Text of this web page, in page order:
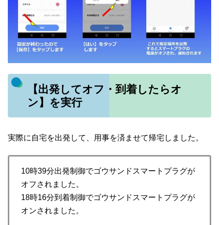
【出発してオフ・到着したらオ
ン】を実行
実際に自宅を出発して、用事を済ませて帰宅しました。
10時39分出発制御でゴウサンドスマートプラグが
オフされました。
18時16分到着制御でゴウサンドスマートプラグが
オンされました。